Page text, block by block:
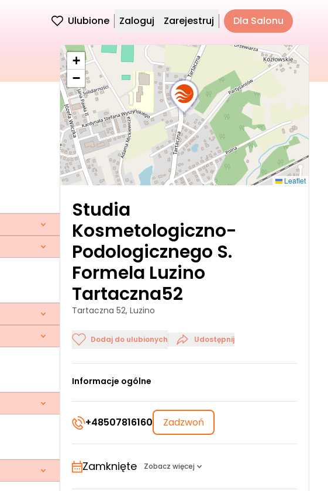
Ulubione Zaloguj Zarejestruj Dla Salonu
+
−
Leaflet
Studia
Kosmetologiczno-
Podologicznego S.
Formela Luzino
Tartaczna52
Tartaczna 52, Luzino
Dodaj do ulubionych Udostępnij
Informacje ogólne
+48507816160 Zadzwoń
Zamknięte Zobacz więcej